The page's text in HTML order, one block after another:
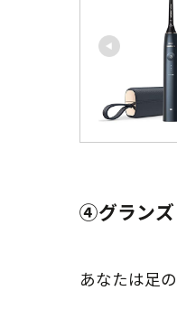
④グランズ
あなたは足